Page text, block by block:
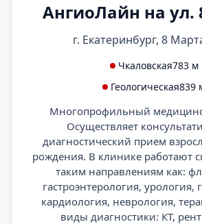
АнгиоЛайн на ул.
г. Екатеринбург, 8
Чкаловская783 м
Геологическая839
Многопрофильный
Осуществляет
диагностический прием
рождения. В клинике работают
таким направлениям как:
гастроэнтерология, урология,
кардиология, неврология,
виды диагностики: КТ,